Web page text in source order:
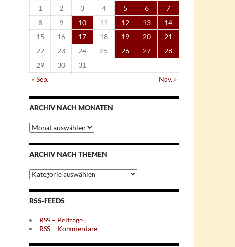
1
2 3 4 5 6
7
8
9 10 11 12 13
14
15
16 17 18 19 20
21
22
23 24 25 26 27
28
29
30
31
« Sep.
Nov. »
ARCHIV NACH MONATEN
Archiv
nach
Monaten
ARCHIV NACH THEMEN
Archiv
nach
Themen
RSS-FEEDS
RSS – Beiträge
RSS – Kommentare